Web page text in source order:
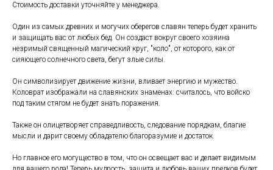
Стоимость доставки уточняйте у менеджера.
Один из самых древних и могучих оберегов славян теперь будет хранить
и защищать вас от любых бед. Он создаст вокруг своего хозяина
незримый священный магический круг, "коло", от которого, как от
сияющего солнечного света, бегут злые силы.
Он символизирует движение жизни, вливает энергию и мужество.
Коловрат изображали на славянских знаменах: считалось, что войско
под таким стягом не будет знать поражения.
Также он олицетворяет справедливость, следование порядкам, благие
мысли и дарит своему обладателю благоразумие и достаток.
Но главное его могущество в том, что он освещает вас и делает видимым